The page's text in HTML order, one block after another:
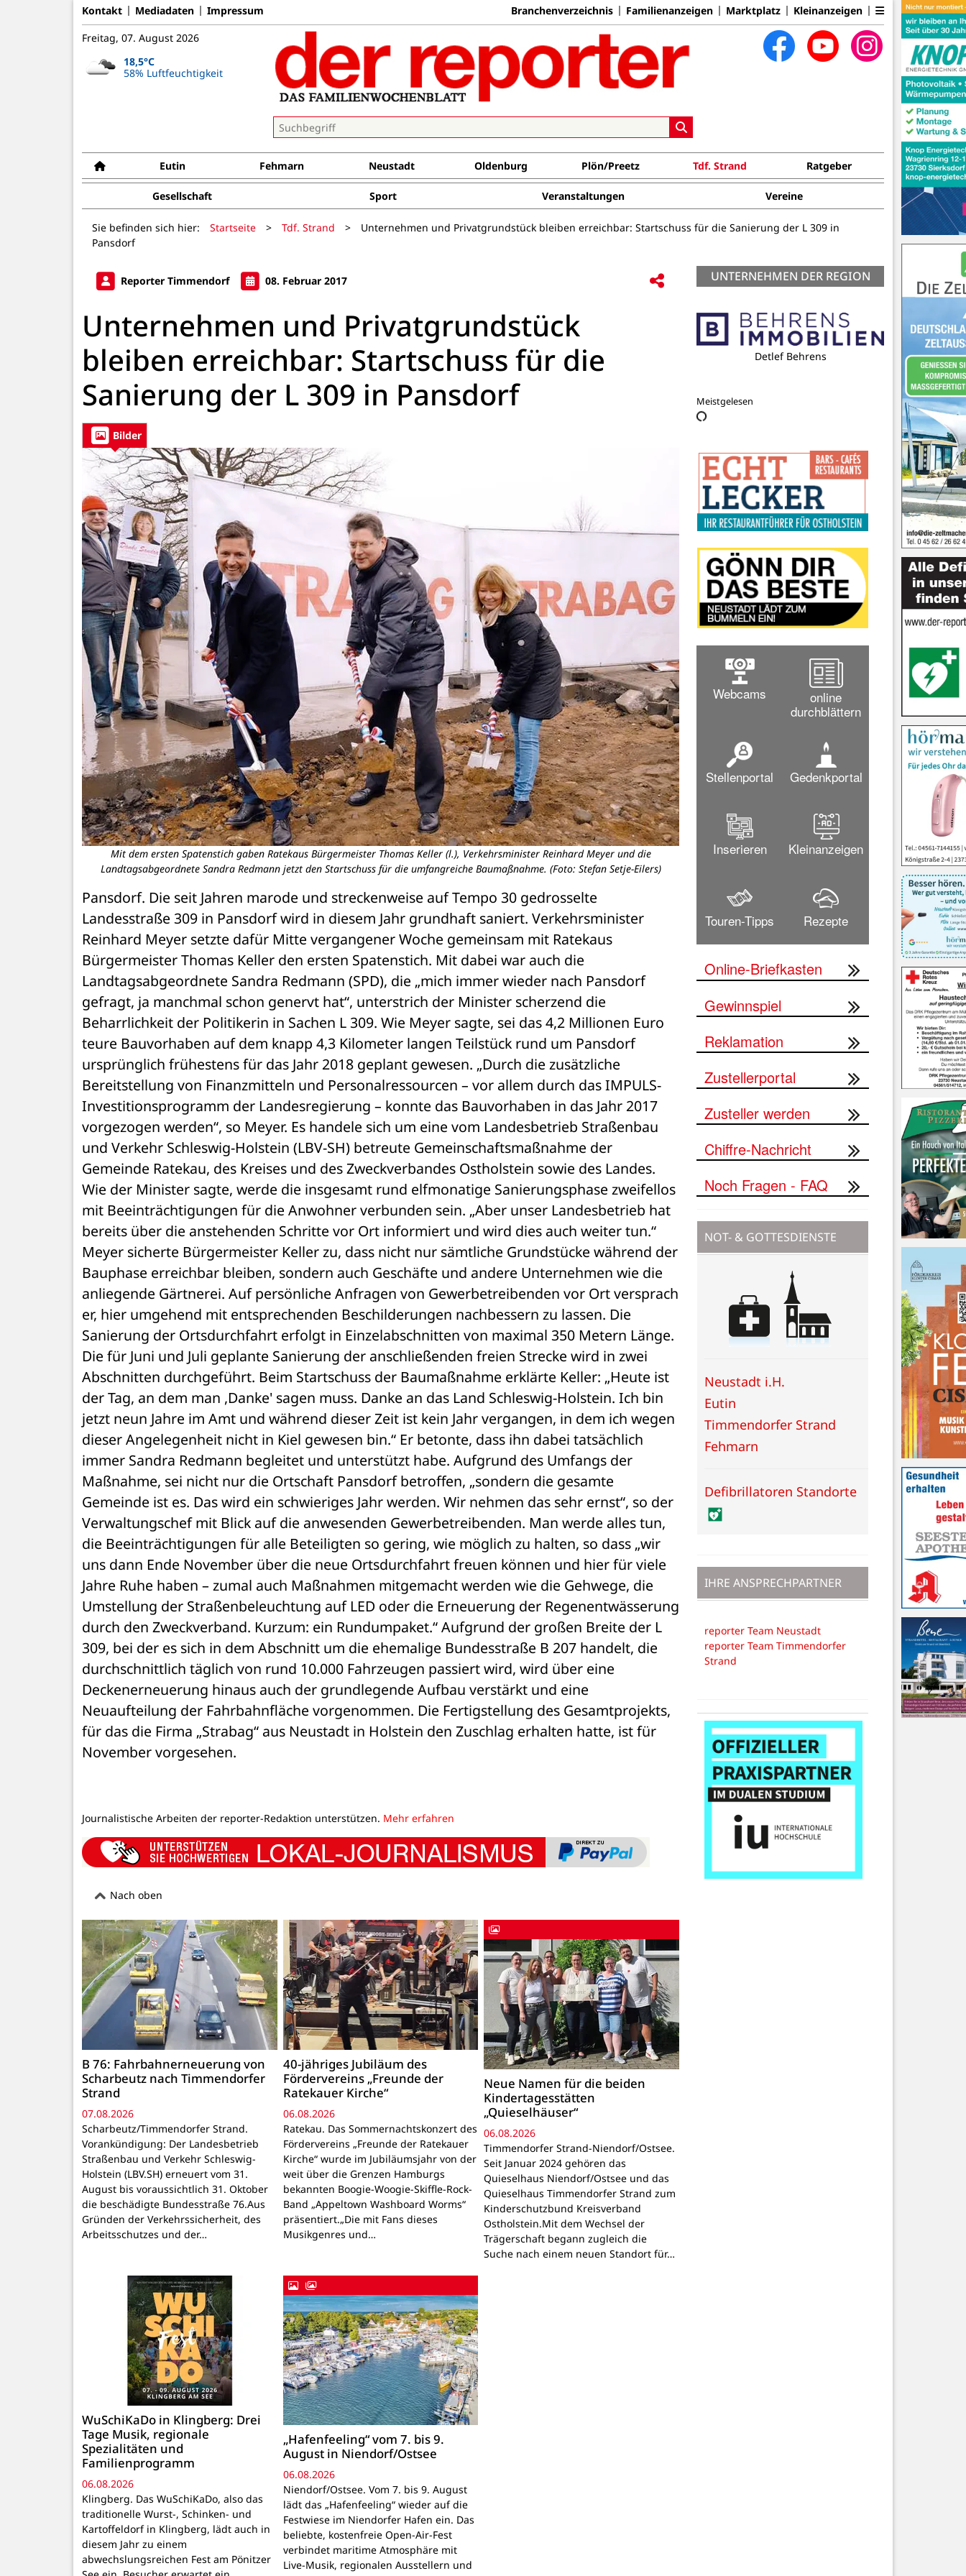
Kontakt Mediadaten Impressum Branchenverzeichnis Familienanzeigen Marktplatz Kleinanzeigen
Freitag, 07. August 2026
18,5°C
58% Luftfeuchtigkeit
Eutin Fehmarn Neustadt Oldenburg Plön/Preetz Tdf. Strand Ratgeber
Gesellschaft Sport Veranstaltungen Vereine
Sie befinden sich hier: Startseite > Tdf. Strand >
Unternehmen und Privatgrundstück bleiben erreichbar: Startschuss für die Sanierung der L 309 in
Pansdorf
Reporter Timmendorf 08. Februar 2017
Unternehmen und Privatgrundstück
bleiben erreichbar: Startschuss für die
Sanierung der L 309 in Pansdorf
Bilder
Mit dem ersten Spatenstich gaben Ratekaus Bürgermeister Thomas Keller (l.), Verkehrsminister Reinhard Meyer und die
Landtagsabgeordnete Sandra Redmann jetzt den Startschuss für die umfangreiche Baumaßnahme. (Foto: Stefan Setje-Eilers)
Pansdorf. Die seit Jahren marode und streckenweise auf Tempo 30 gedrosselte
Landesstraße 309 in Pansdorf wird in diesem Jahr grundhaft saniert. Verkehrsminister
Reinhard Meyer setzte dafür Mitte vergangener Woche gemeinsam mit Ratekaus
Bürgermeister Thomas Keller den ersten Spatenstich. Mit dabei war auch die
Landtagsabgeordnete Sandra Redmann (SPD), die „mich immer wieder nach Pansdorf
gefragt, ja manchmal schon genervt hat“, unterstrich der Minister scherzend die
Beharrlichkeit der Politikerin in Sachen L 309. Wie Meyer sagte, sei das 4,2 Millionen Euro
teure Bauvorhaben auf dem knapp 4,3 Kilometer langen Teilstück rund um Pansdorf
ursprünglich frühestens für das Jahr 2018 geplant gewesen. „Durch die zusätzliche
Bereitstellung von Finanzmitteln und Personalressourcen – vor allem durch das IMPULS-
Investitionsprogramm der Landesregierung – konnte das Bauvorhaben in das Jahr 2017
vorgezogen werden“, so Meyer. Es handele sich um eine vom Landesbetrieb Straßenbau
und Verkehr Schleswig-Holstein (LBV-SH) betreute Gemeinschaftsmaßnahme der
Gemeinde Ratekau, des Kreises und des Zweckverbandes Ostholstein sowie des Landes.
Wie der Minister sagte, werde die insgesamt rund elfmonatige Sanierungsphase zweifellos
mit Beeinträchtigungen für die Anwohner verbunden sein. „Aber unser Landesbetrieb hat
bereits über die anstehenden Schritte vor Ort informiert und wird dies auch weiter tun.“
Meyer sicherte Bürgermeister Keller zu, dass nicht nur sämtliche Grundstücke während der
Bauphase erreichbar bleiben, sondern auch Geschäfte und andere Unternehmen wie die
anliegende Gärtnerei. Auf persönliche Anfragen von Gewerbetreibenden vor Ort versprach
er, hier umgehend mit entsprechenden Beschilderungen nachbessern zu lassen. Die
Sanierung der Ortsdurchfahrt erfolgt in Einzelabschnitten von maximal 350 Metern Länge.
Die für Juni und Juli geplante Sanierung der anschließenden freien Strecke wird in zwei
Abschnitten durchgeführt. Beim Startschuss der Baumaßnahme erklärte Keller: „Heute ist
der Tag, an dem man ,Danke' sagen muss. Danke an das Land Schleswig-Holstein. Ich bin
jetzt neun Jahre im Amt und während dieser Zeit ist kein Jahr vergangen, in dem ich wegen
dieser Angelegenheit nicht in Kiel gewesen bin.“ Er betonte, dass ihn dabei tatsächlich
immer Sandra Redmann begleitet und unterstützt habe. Aufgrund des Umfangs der
Maßnahme, sei nicht nur die Ortschaft Pansdorf betroffen, „sondern die gesamte
Gemeinde ist es. Das wird ein schwieriges Jahr werden. Wir nehmen das sehr ernst“, so der
Verwaltungschef mit Blick auf die anwesenden Gewerbetreibenden. Man werde alles tun,
die Beeinträchtigungen für alle Beteiligten so gering, wie möglich zu halten, so dass „wir
uns dann Ende November über die neue Ortsdurchfahrt freuen können und hier für viele
Jahre Ruhe haben – zumal auch Maßnahmen mitgemacht werden wie die Gehwege, die
Umstellung der Straßenbeleuchtung auf LED oder die Erneuerung der Regenentwässerung
durch den Zweckverband. Kurzum: ein Rundumpaket.“ Aufgrund der großen Breite der L
309, bei der es sich in dem Abschnitt um die ehemalige Bundesstraße B 207 handelt, die
durchschnittlich täglich von rund 10.000 Fahrzeugen passiert wird, wird über eine
Deckenerneuerung hinaus auch der grundlegende Aufbau verstärkt und eine
Neuaufteilung der Fahrbahnfläche vorgenommen. Die Fertigstellung des Gesamtprojekts,
für das die Firma „Strabag“ aus Neustadt in Holstein den Zuschlag erhalten hatte, ist für
November vorgesehen.
Journalistische Arbeiten der reporter-Redaktion unterstützen. Mehr erfahren
Nach oben
B 76: Fahrbahnerneuerung von
Scharbeutz nach Timmendorfer
Strand
07.08.2026
Scharbeutz/Timmendorfer Strand.
Vorankündigung: Der Landesbetrieb
Straßenbau und Verkehr Schleswig-
Holstein (LBV.SH) erneuert vom 31.
August bis voraussichtlich 31. Oktober
die beschädigte Bundesstraße 76.Aus
Gründen der Verkehrssicherheit, des
Arbeitsschutzes und der…
40-jähriges Jubiläum des
Fördervereins „Freunde der
Ratekauer Kirche“
06.08.2026
Ratekau. Das Sommernachtskonzert des
Fördervereins „Freunde der Ratekauer
Kirche“ wurde im Jubiläumsjahr von der
weit über die Grenzen Hamburgs
bekannten Boogie-Woogie-Skiffle-Rock-
Band „Appeltown Washboard Worms“
präsentiert.„Die mit Fans dieses
Musikgenres und…
Neue Namen für die beiden
Kindertagesstätten
„Quieselhäuser“
06.08.2026
Timmendorfer Strand-Niendorf/Ostsee.
Seit Januar 2024 gehören das
Quieselhaus Niendorf/Ostsee und das
Quieselhaus Timmendorfer Strand zum
Kinderschutzbund Kreisverband
Ostholstein.Mit dem Wechsel der
Trägerschaft begann zugleich die
Suche nach einem neuen Standort für…
WuSchiKaDo in Klingberg: Drei
Tage Musik, regionale
Spezialitäten und
Familienprogramm
06.08.2026
Klingberg. Das WuSchiKaDo, also das
traditionelle Wurst-, Schinken- und
Kartoffeldorf in Klingberg, lädt auch in
diesem Jahr zu einem
abwechslungsreichen Fest am Pönitzer
„Hafenfeeling“ vom 7. bis 9.
August in Niendorf/Ostsee
06.08.2026
Niendorf/Ostsee. Vom 7. bis 9. August
lädt das „Hafenfeeling“ wieder auf die
Festwiese im Niendorfer Hafen ein. Das
beliebte, kostenfreie Open-Air-Fest
verbindet maritime Atmosphäre mit
Live-Musik, regionalen Ausstellern und
UNTERNEHMEN DER REGION
Meistgelesen
Webcams
online
durchblättern
Stellenportal Gedenkportal
Inserieren Kleinanzeigen
Touren-Tipps Rezepte
Online-Briefkasten
Gewinnspiel
Reklamation
Zustellerportal
Zusteller werden
Chiffre-Nachricht
Noch Fragen - FAQ
NOT- & GOTTESDIENSTE
Neustadt i.H.
Eutin
Timmendorfer Strand
Fehmarn
Defibrillatoren Standorte
IHRE ANSPRECHPARTNER
reporter Team Neustadt
reporter Team Timmendorfer
Strand